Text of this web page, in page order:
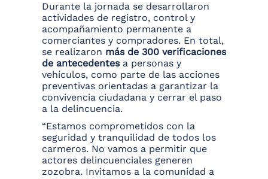
Durante la jornada se desarrollaron
actividades de registro, control y
acompañamiento permanente a
comerciantes y compradores. En total,
se realizaron más de 300 verificaciones
de antecedentesa personas y
vehículos, como parte de las acciones
preventivas orientadas a garantizar la
convivencia ciudadana y cerrar el paso
a la delincuencia.
“Estamos comprometidos con la
seguridad y tranquilidad de todos los
carmeros. No vamos a permitir que
actores delincuenciales generen
zozobra. Invitamos a la comunidad a